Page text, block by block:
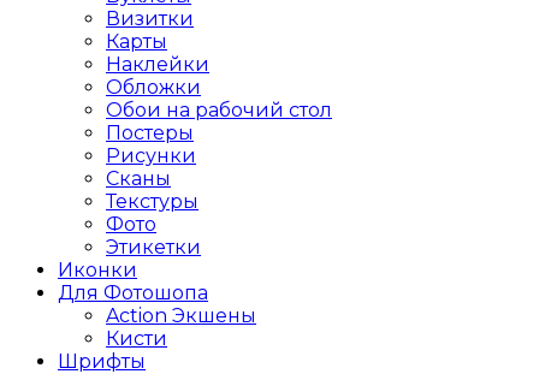
Визитки
Карты
Наклейки
Обложки
Обои на рабочий стол
Постеры
Рисунки
Сканы
Текстуры
Фото
Этикетки
Иконки
Для Фотошопа
Action Экшены
Кисти
Шрифты